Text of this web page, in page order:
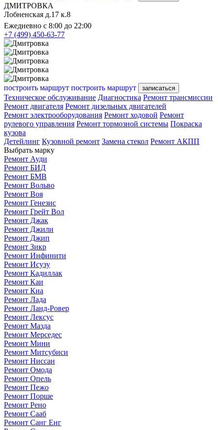
ДМИТРОВКА
Лобненская д.17 к.8
Ежедневно с 8:00 до 22:00
+7 (499) 450-63-77
построить маршрут построить маршрут записаться
Техническое обслуживание Диагностика Ремонт трансмиссии
Ремонт двигателя Ремонт дизельных двигателей
Ремонт электрооборудования Ремонт ходовой Ремонт
рулевого управления Ремонт тормозной системы Покраска
кузова
Детейлинг Кузовной ремонт Замена стекол Ремонт АКПП
Выбрать марку
Ремонт Ауди
Ремонт БИД
Ремонт БМВ
Ремонт Вольво
Ремонт Воя
Ремонт Генезис
Ремонт Грейт Вол
Ремонт Джак
Ремонт Джили
Ремонт Джип
Ремонт Зикр
Ремонт Инфинити
Ремонт Исузу
Ремонт Кадиллак
Ремонт Каи
Ремонт Киа
Ремонт Лада
Ремонт Ланд-Ровер
Ремонт Лексус
Ремонт Мазда
Ремонт Мерседес
Ремонт Мини
Ремонт Митсубиси
Ремонт Ниссан
Ремонт Омода
Ремонт Опель
Ремонт Пежо
Ремонт Порше
Ремонт Рено
Ремонт Сааб
Ремонт Санг Енг